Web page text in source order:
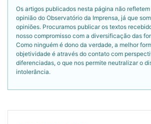
Os artigos publicados nesta página não
opinião do Observatório da Imprensa, já que
opiniões. Procuramos publicar os textos
nosso compromisso com a diversificação das
Como ninguém é dono da verdade, a melhor
objetividade é através do contato com
diferenciadas, o que nos permite neutralizar o
intolerância.